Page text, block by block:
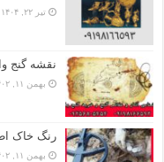
تیر ۲۲, ۱۴۰۴
نقشه گنج
بهمن ۱۱, ۱۴۰۲
رنگ خاک
بهمن ۱۱, ۱۴۰۲